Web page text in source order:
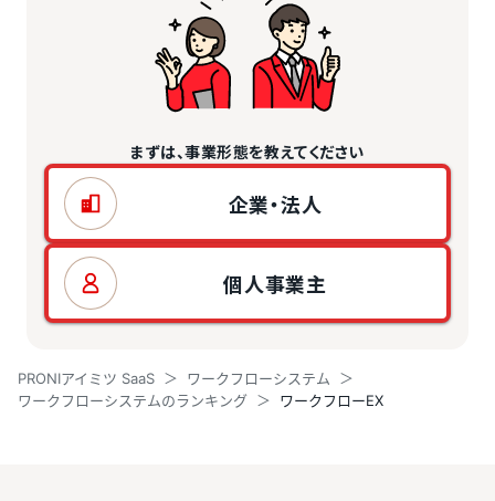
まずは、事業形態を教えてください
企業・法人
個人事業主
PRONIアイミツ SaaS
ワークフローシステム
ワークフローシステムのランキング
ワークフローEX